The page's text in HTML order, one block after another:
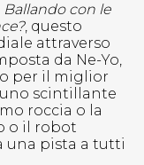
Ballando con le
, questo
attraverso
da Ne-Yo,
per il miglior
scintillante
roccia o la
o il robot
una pista a tutti